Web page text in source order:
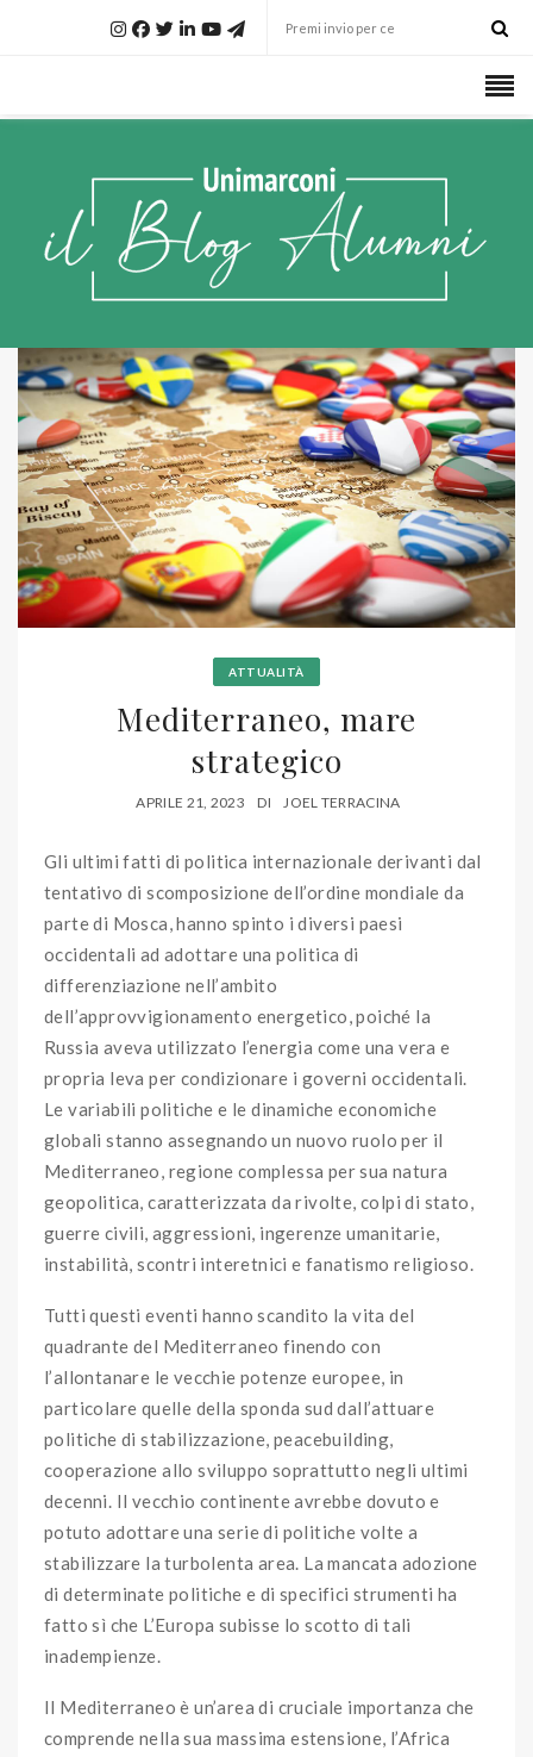
ATTUALITÀ
Mediterraneo, mare
strategico
APRILE 21, 2023 DI JOEL TERRACINA
Gli ultimi fatti di politica internazionale derivanti dal
tentativo di scomposizione dell’ordine mondiale da
parte di Mosca, hanno spinto i diversi paesi
occidentali ad adottare una politica di
differenziazione nell’ambito
dell’approvvigionamento energetico, poiché la
Russia aveva utilizzato l’energia come una vera e
propria leva per condizionare i governi occidentali.
Le variabili politiche e le dinamiche economiche
globali stanno assegnando un nuovo ruolo per il
Mediterraneo, regione complessa per sua natura
geopolitica, caratterizzata da rivolte, colpi di stato,
guerre civili, aggressioni, ingerenze umanitarie,
instabilità, scontri interetnici e fanatismo religioso.
Tutti questi eventi hanno scandito la vita del
quadrante del Mediterraneo finendo con
l’allontanare le vecchie potenze europee, in
particolare quelle della sponda sud dall’attuare
politiche di stabilizzazione, peacebuilding,
cooperazione allo sviluppo soprattutto negli ultimi
decenni. Il vecchio continente avrebbe dovuto e
potuto adottare una serie di politiche volte a
stabilizzare la turbolenta area. La mancata adozione
di determinate politiche e di specifici strumenti ha
fatto sì che L’Europa subisse lo scotto di tali
inadempienze.
Il Mediterraneo è un’area di cruciale importanza che
comprende nella sua massima estensione, l’Africa